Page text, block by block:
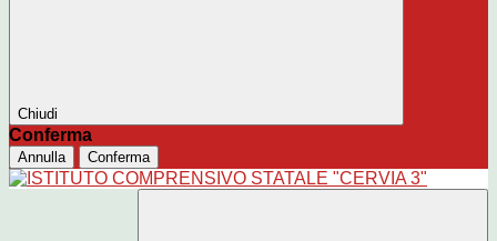
Chiudi
Conferma
Annulla Conferma